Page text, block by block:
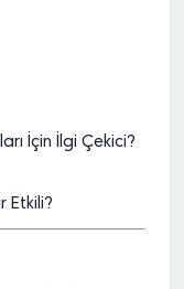
İçin İlgi Çekici?
Etkili?